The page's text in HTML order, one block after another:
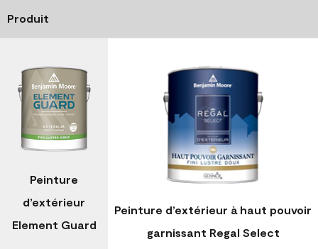
Produit
Peinture
d’extérieur
Element Guard
Peinture d’extérieur à haut pouvoir
garnissant Regal Select